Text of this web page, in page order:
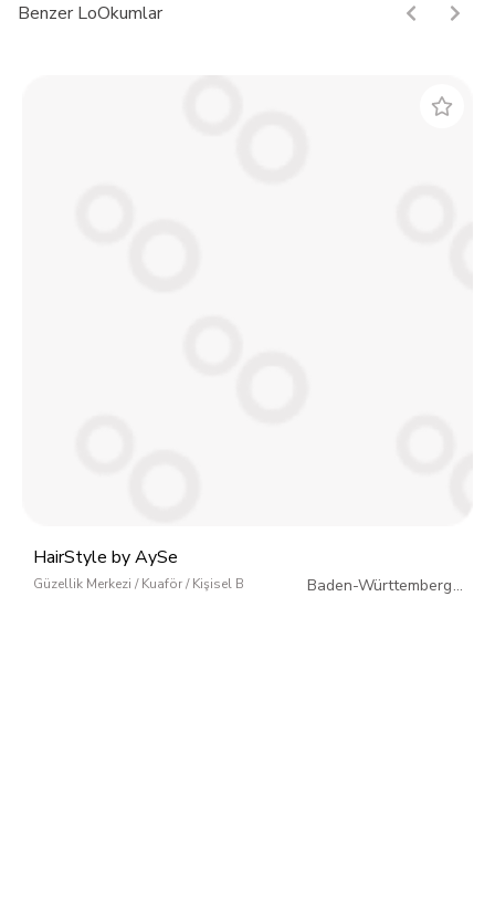
Benzer LoOkumlar
HairStyle by AySe
Güzellik Merkezi / Kuaför / Kişisel Bakım Baden-Württemberg/